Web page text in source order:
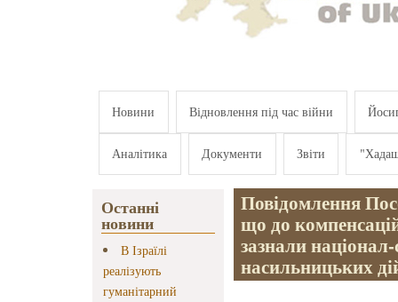
Новини Відновлення під час війни
Аналітика Документи Звіти
Останні
новини
В Ізраїлі
реалізують
гуманітарний
Повідомлення
що до
зазнали націонал-
насильницьких